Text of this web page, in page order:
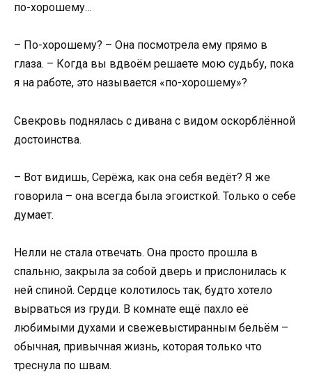
по-хорошему…
– По-хорошему? – Она посмотрела ему прямо в
глаза. – Когда вы вдвоём решаете мою судьбу, пока
я на работе, это называется «по-хорошему»?
Свекровь поднялась с дивана с видом оскорблённой
достоинства.
– Вот видишь, Серёжа, как она себя ведёт? Я же
говорила – она всегда была эгоисткой. Только о себе
думает.
Нелли не стала отвечать. Она просто прошла в
спальню, закрыла за собой дверь и прислонилась к
ней спиной. Сердце колотилось так, будто хотело
вырваться из груди. В комнате ещё пахло её
любимыми духами и свежевыстиранным бельём –
обычная, привычная жизнь, которая только что
треснула по швам.